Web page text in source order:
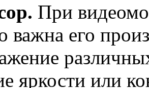
При
важна его
яркости или